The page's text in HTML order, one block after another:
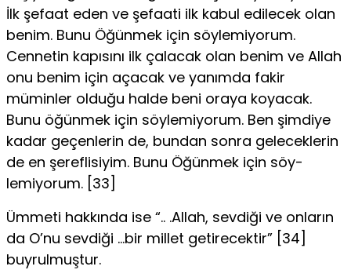
İlk şefaat eden ve şefaati ilk kabul edilecek olan
benim. Bunu Öğünmek için söylemiyo­rum.
Cennetin kapısını ilk çalacak olan benim ve Allah
onu benim için açacak ve yanımda fakir
müminler olduğu halde beni oraya koyacak.
Bunu öğünmek için söylemiyorum. Ben şimdiye
kadar geçenlerin de, bundan sonra geleceklerin
de en şereflisiyim. Bunu Öğünmek için söy­
lemiyorum. [33]
Ümmeti hakkında ise “.. .Allah, sevdiği ve onların
da O’nu sevdi­ği …bir millet getirecektir” [34]
buyrulmuştur.